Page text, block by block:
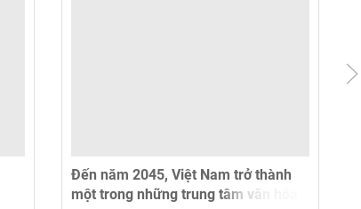
Đến năm 2045, Việt Nam trở thành
một trong những trung tâm văn hóa